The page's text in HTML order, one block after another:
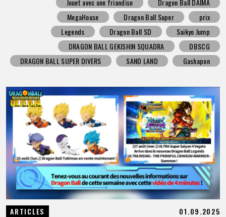
Jouet avec une friandise
Dragon Ball DAIMA
MegaHouse
Dragon Ball Super
prix
Legends
Dragon Ball SD
Saikyo Jump
DRAGON BALL GEKISHIN SQUADRA
DBSCG
DRAGON BALL SUPER DIVERS
SAND LAND Gashapon
ARTICLES 01.09.2025